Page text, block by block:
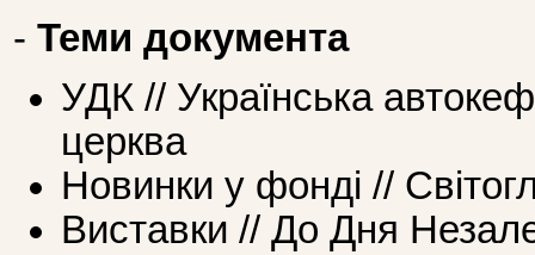
- Теми документа
УДК // Українська
церква
Новинки у фонді //
Виставки // До Дня